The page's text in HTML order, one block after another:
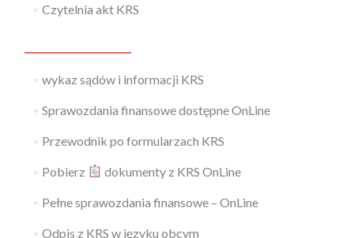
Czytelnia akt KRS
wykaz sądów i informacji KRS
Sprawozdania finansowe dostępne OnLine
Przewodnik po formularzach KRS
Pobierz dokumenty z KRS OnLine
Pełne sprawozdania finansowe – OnLine
Odpis z KRS w języku obcym